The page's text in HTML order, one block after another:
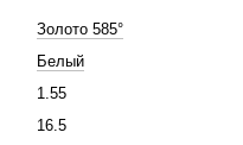
Золото 585°
Белый
1.55
16.5